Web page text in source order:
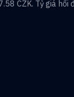
CZK. Tỷ giá hối